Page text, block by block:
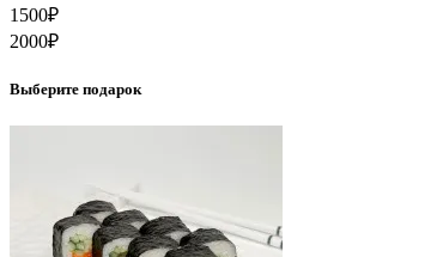
1500₽
2000₽
Выберите подарок